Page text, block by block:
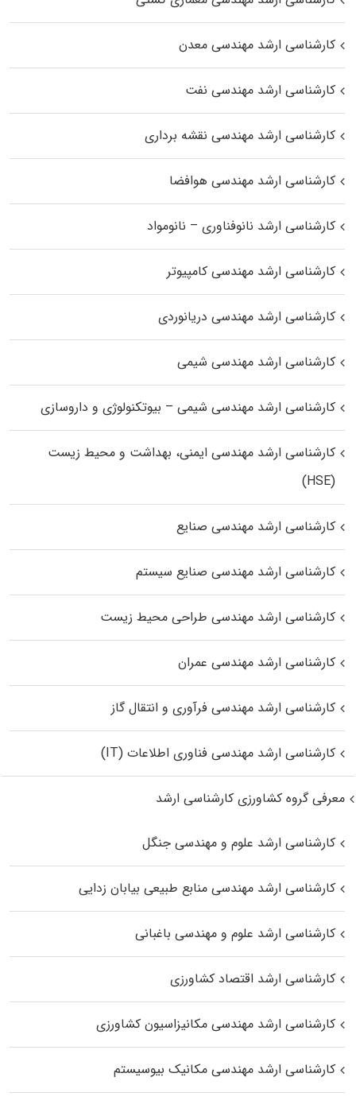
کارشناسی ارشد مهندسی معدن
کارشناسی ارشد مهندسی نفت
کارشناسی ارشد مهندسی نقشه برداری
کارشناسی ارشد مهندسی هوافضا
کارشناسی ارشد نانوفناوری – نانومواد
کارشناسی ارشد مهندسی کامپیوتر
کارشناسی ارشد مهندسی دریانوردی
کارشناسی ارشد مهندسی شیمی
کارشناسی ارشد مهندسی شیمی – بیوتکنولوژی و داروسازی
کارشناسی ارشد مهندسی ایمنی، بهداشت و محیط زیست
(HSE)
کارشناسی ارشد مهندسی صنایع
کارشناسی ارشد مهندسی صنایع سیستم
کارشناسی ارشد مهندسی طراحی محیط زیست
کارشناسی ارشد مهندسی عمران
کارشناسی ارشد مهندسی فرآوری و انتقال گاز
کارشناسی ارشد مهندسی فناوری اطلاعات (IT)
معرفی گروه کشاورزی کارشناسی ارشد
کارشناسی ارشد علوم و مهندسی جنگل
کارشناسی ارشد مهندسی منابع طبیعی بیابان زدایی
کارشناسی ارشد علوم و مهندسی باغبانی
کارشناسی ارشد اقتصاد کشاورزی
کارشناسی ارشد مهندسی مکانیزاسیون کشاورزی
کارشناسی ارشد مهندسی مکانیک بیوسیستم